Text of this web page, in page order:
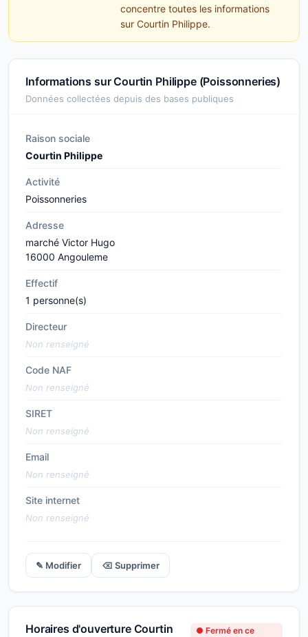
concentre toutes les informations
sur Courtin Philippe.
Informations sur Courtin Philippe (Poissonneries)
Données collectées depuis des bases publiques
Raison sociale
Courtin Philippe
Activité
Poissonneries
Adresse
marché Victor Hugo
16000 Angouleme
Effectif
1 personne(s)
Directeur
Non renseigné
Code NAF
Non renseigné
SIRET
Non renseigné
Email
Non renseigné
Site internet
Non renseigné
✎ Modifier ⌫ Supprimer
Horaires d'ouverture Courtin
● Fermé en ce